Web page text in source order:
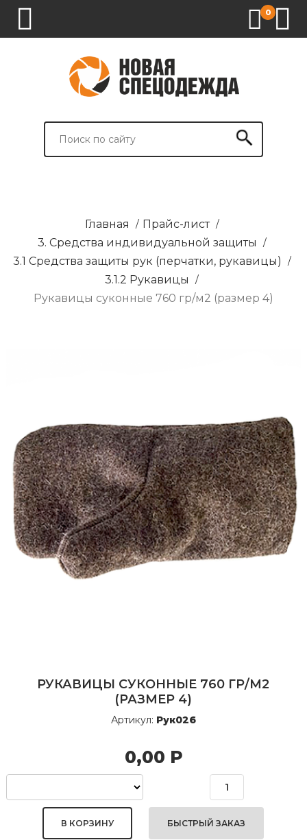
0
СПЕЦОДЕЖДА
СПЕЦОБУВЬ
СРЕДСТВА
ВСПОМОГАТЕЛЬНЫЕ
БРЕНДИРОВАНИЕ
Главная / Прайс-лист /
3. Средства индивидуальной защиты /
3.1 Средства защиты рук (перчатки, рукавицы) /
3.1.2 Рукавицы /
Рукавицы суконные 760 гр/м2 (размер 4)
РУКАВИЦЫ СУКОННЫЕ 760 ГР/М2
(РАЗМЕР 4)
Артикул: Рук026
0,00 Р
БЫСТРЫЙ ЗАКАЗ